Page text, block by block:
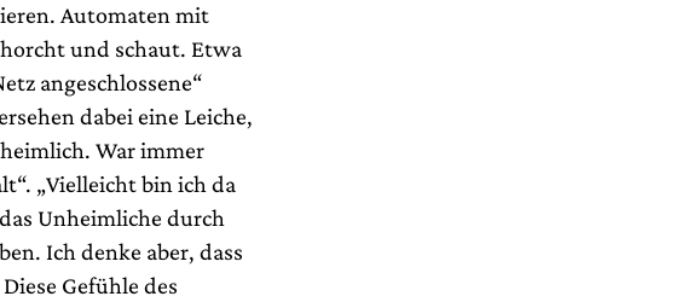
Automaten mit
und schaut. Etwa
angeschlossene“
dabei eine Leiche,
War immer
„Vielleicht bin ich da
Unheimliche durch
Ich denke aber, dass
Gefühle des